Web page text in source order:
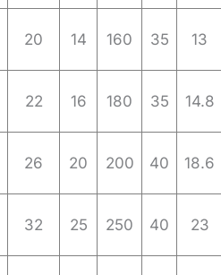
20 14 160 35 13
22 16 180 35 14.8
26 20 200 40 18.6
32 25 250 40 23